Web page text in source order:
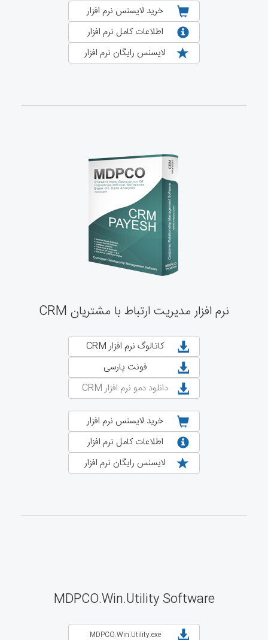
خرید لایسنس نرم افزار
اطلاعات کامل نرم افزار
لایسنس رایگان نرم افزار
نرم افزار مدیریت ارتباط با مشتریان CRM
کاتالوگ نرم افزار CRM
فونت پارسی
دانلود دمو نرم افزار CRM
خرید لایسنس نرم افزار
اطلاعات کامل نرم افزار
لایسنس رایگان نرم افزار
MDPCO.Win.Utility Software
MDPCO.Win.Utility.exe